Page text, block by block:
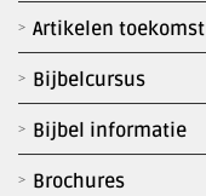
Artikelen toekomst
Bijbelcursus
Bijbel informatie
Brochures